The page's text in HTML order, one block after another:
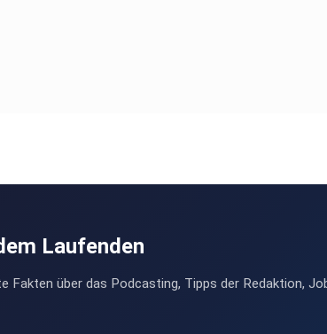
Laufenden
über das Podcasting, Tipps der Redaktion,